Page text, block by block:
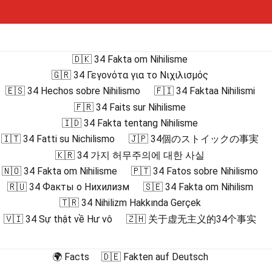
🇩🇰 34 Fakta om Nihilisme
🇬🇷 34 Γεγονότα για το Νιχιλισμός
🇪🇸 34 Hechos sobre Nihilismo
🇫🇮 34 Faktaa Nihilismi
🇫🇷 34 Faits sur Nihilisme
🇮🇩 34 Fakta tentang Nihilisme
🇮🇹 34 Fatti su Nichilismo
🇯🇵 34個のストイックの事実
🇰🇷 34 가지 허무주의에 대한 사실
🇳🇴 34 Fakta om Nihilisme
🇵🇹 34 Fatos sobre Nihilismo
🇷🇺 34 Факты о Нихилизм
🇸🇪 34 Fakta om Nihilism
🇹🇷 34 Nihilizm Hakkında Gerçek
🇻🇮 34 Sự thật về Hư vô
🇿🇭 关于虚无主义的34个事实
🌍 Facts 🇩🇪 Fakten auf Deutsch